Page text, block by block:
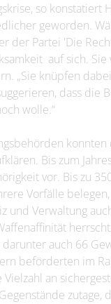
so konstatiert
geworden.
der Partei 'Die
auf sich.
„Sie knüpfen
dass die
wolle.“
konnten
Bis zum
vor. Bis zu
Vorfälle
und Verwaltung
auch 66
beförderten im
Vielzahl an